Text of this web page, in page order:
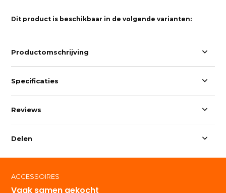
Dit product is beschikbaar in de volgende varianten:
Productomschrijving
Specificaties
Reviews
Delen
ACCESSOIRES
Vaak samen gekocht